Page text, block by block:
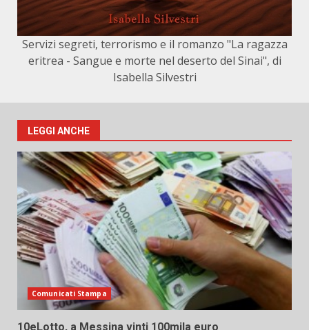
Servizi segreti, terrorismo e il romanzo "La ragazza
eritrea - Sangue e morte nel deserto del Sinai", di
Isabella Silvestri
LEGGI ANCHE
Comunicati Stampa
10eLotto, a Messina vinti 100mila euro